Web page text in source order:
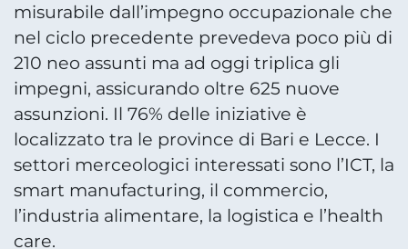
misurabile dall’impegno occupazionale che
nel ciclo precedente prevedeva poco più di
210 neo assunti ma ad oggi triplica gli
impegni, assicurando oltre 625 nuove
assunzioni. Il 76% delle iniziative è
localizzato tra le province di Bari e Lecce. I
settori merceologici interessati sono l’ICT, la
smart manufacturing, il commercio,
l’industria alimentare, la logistica e l’health
care.